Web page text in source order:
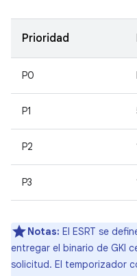
Prioridad
P0
P1
P2
P3
Notas: El ESRT se
entregar el binario de GKI
solicitud. El temporizador